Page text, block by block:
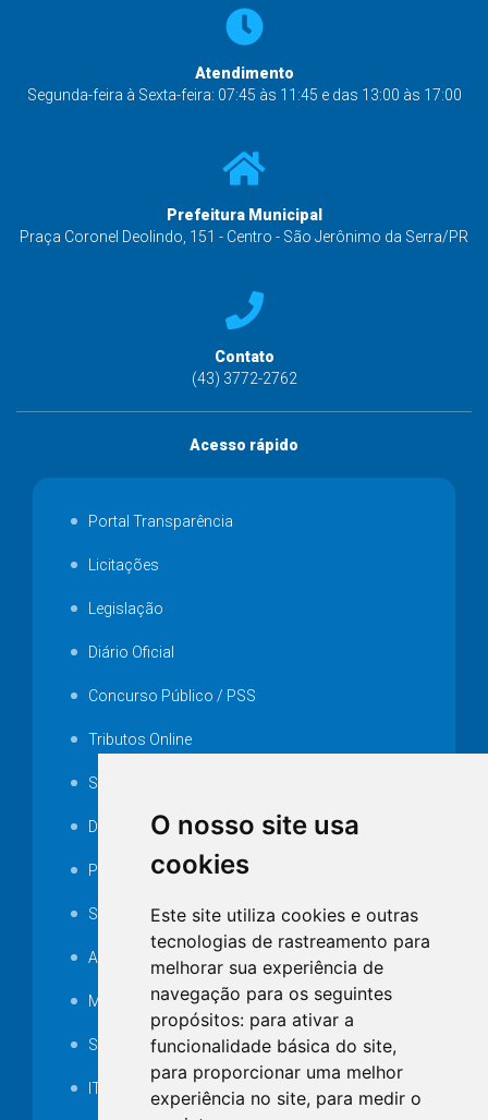
O nosso site usa
cookies
Este site utiliza cookies e outras
tecnologias de rastreamento para
melhorar sua experiência de
navegação para os seguintes
propósitos: para ativar a
funcionalidade básica do site,
para proporcionar uma melhor
experiência no site, para medir o
Atendimento
Segunda-feira à Sexta-feira: 07:45 às 11:45 e das 13:00 às 17:00
Prefeitura Municipal
Praça Coronel Deolindo, 151 - Centro - São Jerônimo da Serra/PR
Contato
(43) 3772-2762
Acesso rápido
Portal Transparência
Licitações
Legislação
Diário Oficial
Concurso Público / PSS
Tributos Online
Serviços ISS-E
Decretos
Portarias
SAMAE
Audiência pública
MANUTENÇÃO DE ILUMINAÇÃO PÚBLICA
Serviços Técnicos TI
ITR